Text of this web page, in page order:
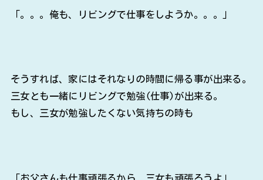
「。。。俺も、リビングで仕事をしようか。。。」
そうすれば、家にはそれなりの時間に帰る事が出来る。
三女とも一緒にリビングで勉強(仕事)が出来る。
もし、三女が勉強したくない気持ちの時も